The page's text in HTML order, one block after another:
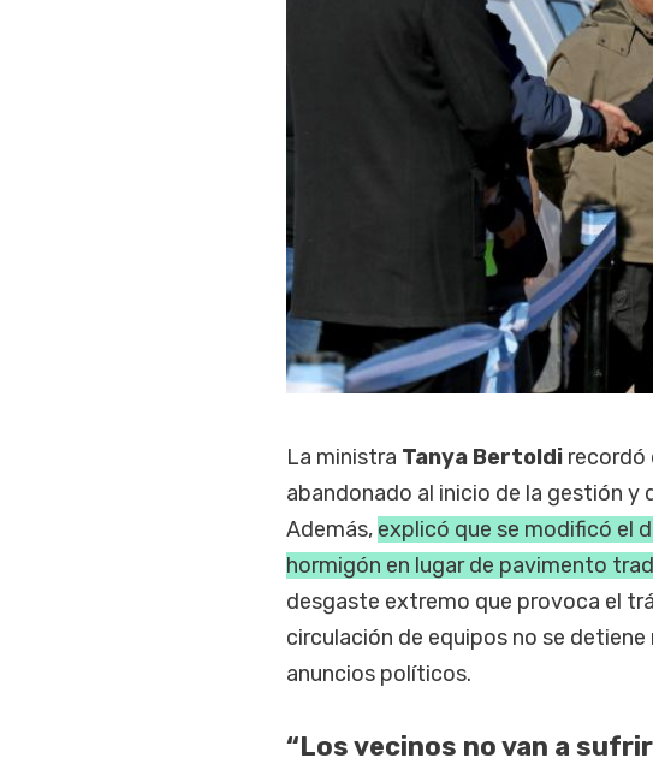
La ministra Tanya Bertoldirecordó
abandonado al inicio de la gestión y
Además, explicó que se modificó el
hormigón en lugar de pavimento
desgaste extremo que provoca el
circulación de equipos no se
anuncios políticos.
“Los vecinos no van a